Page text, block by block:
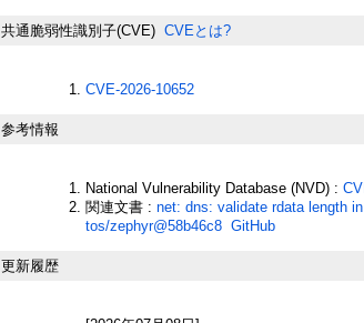
共通脆弱性識別子(CVE) CVEとは?
CVE-2026-10652
参考情報
National Vulnerability Database (NVD) :
関連文書 : net: dns: validate rdata length
tos/zephyr@58b46c8 GitHub
更新履歴